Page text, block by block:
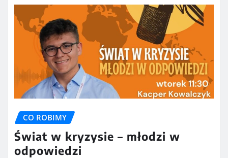
CO ROBIMY
Świat w kryzysie – młodzi w
odpowiedzi